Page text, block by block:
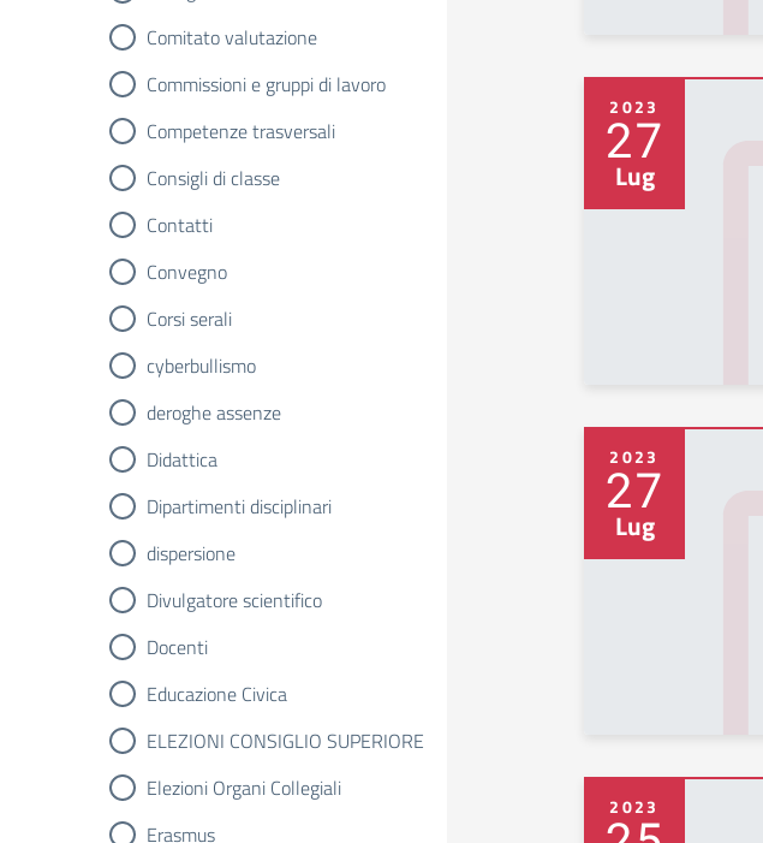
Comitato valutazione
Commissioni e gruppi di lavoro
Competenze trasversali
Consigli di classe
Contatti
Convegno
Corsi serali
cyberbullismo
deroghe assenze
Didattica
Dipartimenti disciplinari
dispersione
Divulgatore scientifico
Docenti
Educazione Civica
ELEZIONI CONSIGLIO SUPERIORE
Elezioni Organi Collegiali
Erasmus
2023
27
Lug
2023
27
Lug
2023